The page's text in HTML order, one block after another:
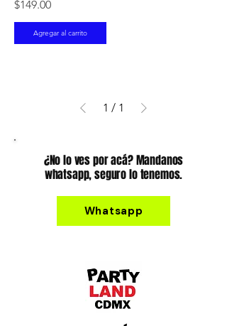
Precio
$149.00
Agregar al carrito
1 / 1
¿No lo ves por acá? Mandanos
whatsapp, seguro lo tenemos.
Whatsapp